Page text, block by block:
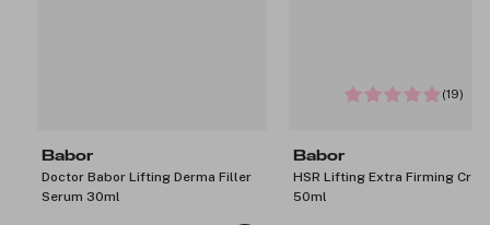
Babor
Doctor Babor Lifting Derma Filler
Serum 30ml
(19)
Babor
HSR Lifting Extra Firming
50ml